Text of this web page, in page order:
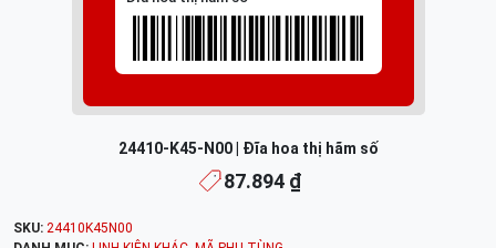
24410-K45-N00 | Đĩa hoa thị hãm số
87.894 ₫
SKU: 24410K45N00